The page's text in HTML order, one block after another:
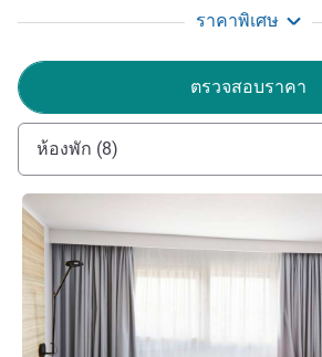
City Centre, Novotel Birmingham
where you need to be.
Novotel Birmingham Airport, a
comfort meets convenience-just steps
gate. NCP public car parks available
distance. Card and contactless
luggage holding not available.
Six Olivier ฝ่ายบริหารโรงแรม
ราคาพิเศษ
ตรวจสอบราคา
ห้องพัก (8)
ดูรายละเอียด